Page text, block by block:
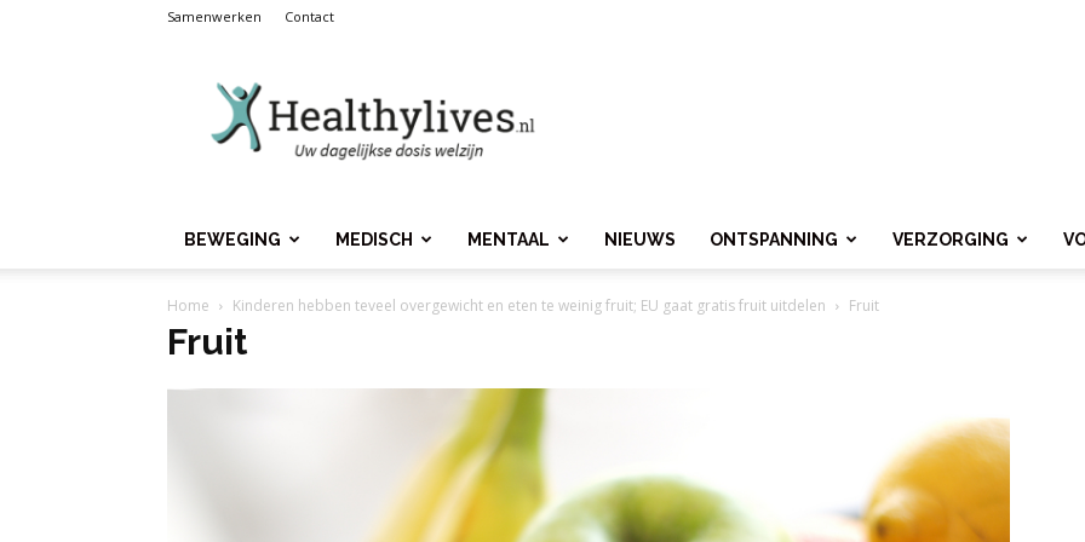
Samenwerken Contact
BEWEGING MEDISCH MENTAAL NIEUWS ONTSPANNING VERZORGING
Home Kinderen hebben teveel overgewicht en eten te weinig fruit; EU gaat gratis fruit uitdelen Fruit
Fruit